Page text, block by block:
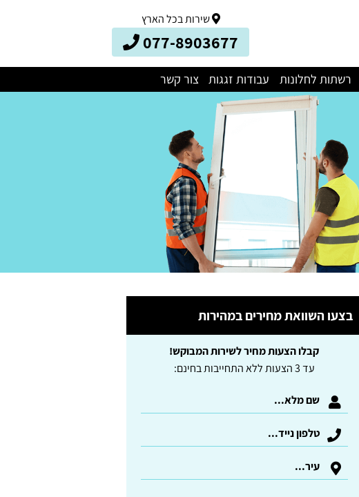
שירות בכל הארץ
077-8903677
רשתות לחלונות עבודות זגגות צור קשר
בצעו השוואת מחירים במהירות
קבלו הצעות מחיר לשירות המבוקש!
עד 3 הצעות ללא התחייבות בחינם: